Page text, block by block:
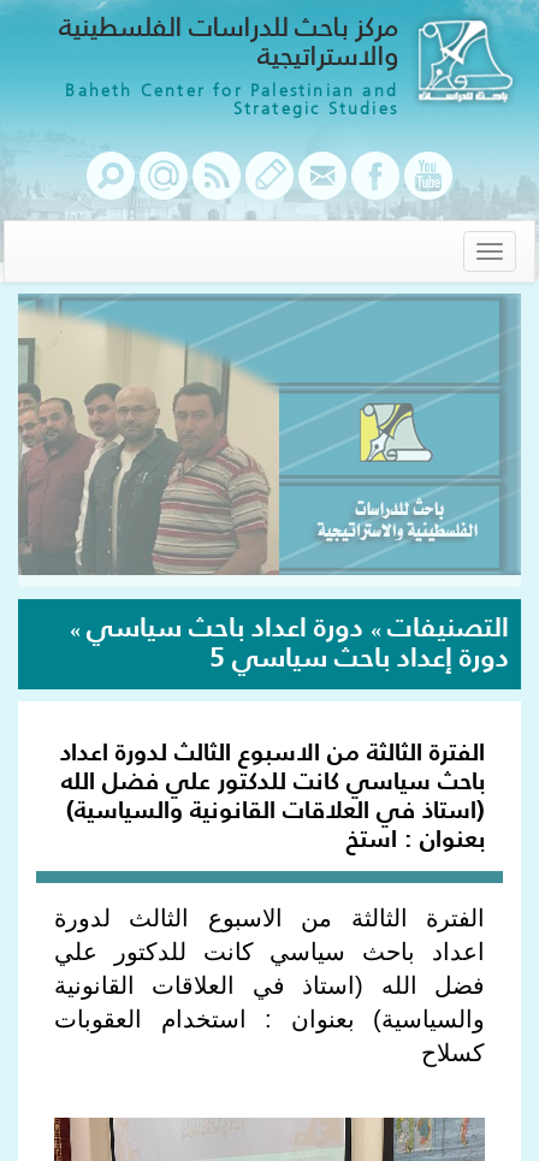
مركز باحث للدراسات الفلسطينية
والاستراتيجية
Baheth Center for Palestinian and
Strategic Studies
Toggle
navigation
التصنيفات » دورة اعداد باحث سياسي »
دورة إعداد باحث سياسي 5
الفترة الثالثة من الاسبوع الثالث لدورة اعداد
باحث سياسي كانت للدكتور علي فضل الله
(استاذ في العلاقات القانونية والسياسية)
بعنوان : استخ
الفترة الثالثة من الاسبوع الثالث لدورة
اعداد باحث سياسي كانت للدكتور علي
فضل الله (استاذ في العلاقات القانونية
والسياسية) بعنوان : استخدام العقوبات
كسلاح​